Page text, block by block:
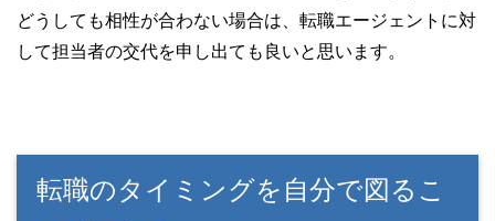
どうしても相性が合わない場合は、転職エージェントに対
して担当者の交代を申し出ても良いと思います。
転職のタイミングを自分で図るこ